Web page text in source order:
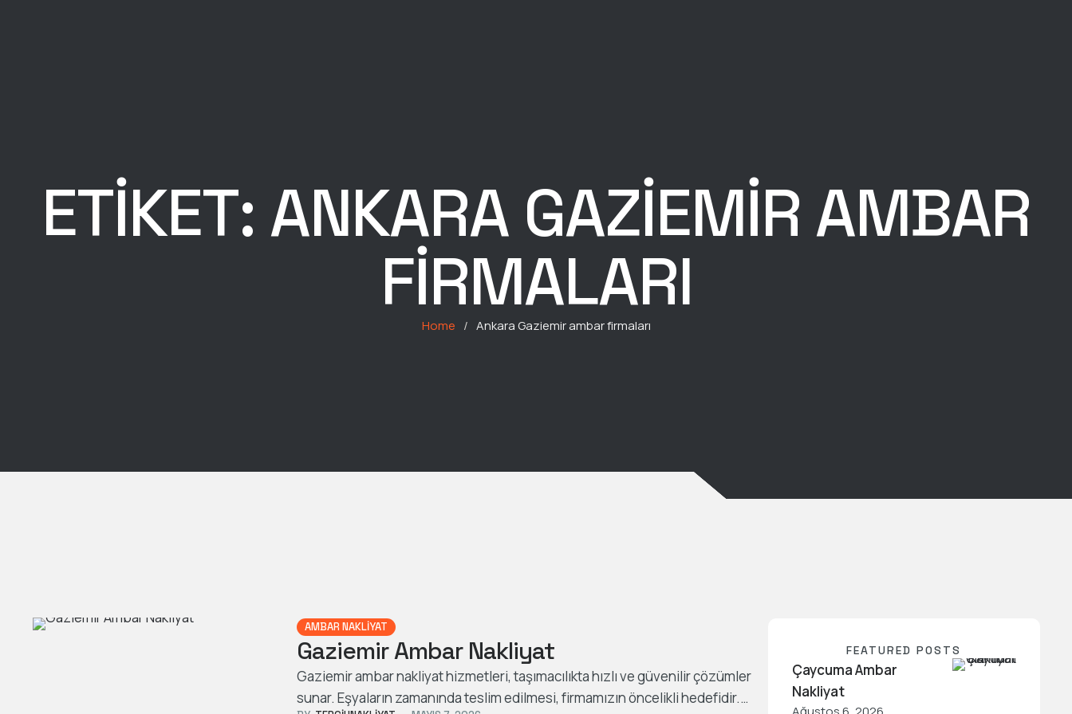
ETIKET: ANKARA GAZIEMIR AMBAR
FIRMALARI
Home / Ankara Gaziemir ambar firmaları
AMBAR NAKLIYAT
Gaziemir Ambar Nakliyat
Gaziemir ambar nakliyat hizmetleri, taşımacılıkta hızlı ve güvenilir çözümler
sunar. Eşyaların zamanında teslim edilmesi, firmamızın öncelikli hedefidir.
FEATURED POSTS
Çaycuma Ambar
Nakliyat